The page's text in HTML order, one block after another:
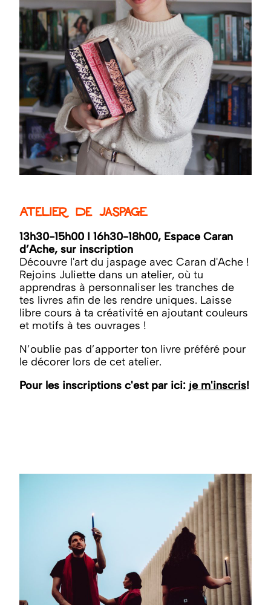
Atelier de jaspage
13h30-15h00 I 16h30-18h00, Espace Caran
d’Ache, sur inscription
Découvre l'art du jaspage avec Caran d'Ache !
Rejoins Juliette dans un atelier, où tu
apprendras à personnaliser les tranches de
tes livres afin de les rendre uniques. Laisse
libre cours à ta créativité en ajoutant couleurs
et motifs à tes ouvrages !
N’oublie pas d’apporter ton livre préféré pour
le décorer lors de cet atelier.
Pour les inscriptions c'est par ici: je m'inscris!